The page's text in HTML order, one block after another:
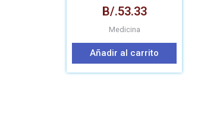
B/.53.33
Medicina
Añadir al carrito